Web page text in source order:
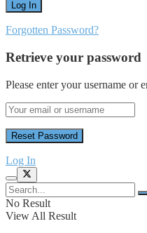
Forgotten Password?
Retrieve your password
Please enter your username or
Log In
No Result
View All Result